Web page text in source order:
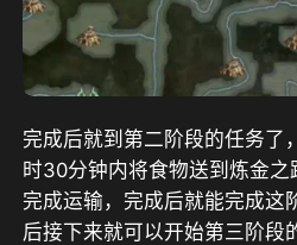
完成后就到第二阶段的任务了
时30分钟内将食物送到炼金
完成运输，完成后就能完成这
后接下来就可以开始第三阶段